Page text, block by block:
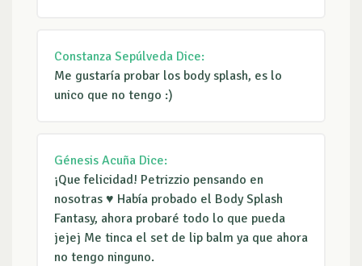
Constanza Sepúlveda Dice:
Me gustaría probar los body splash, es lo
unico que no tengo :)
Génesis Acuña Dice:
¡Que felicidad! Petrizzio pensando en
nosotras ♥️ Había probado el Body Splash
Fantasy, ahora probaré todo lo que pueda
jejej Me tinca el set de lip balm ya que ahora
no tengo ninguno.